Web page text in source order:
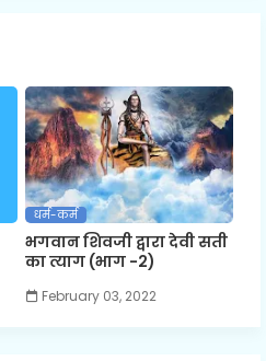
धर्म-कर्म
भगवान शिवजी द्वारा देवी सती
का त्याग (भाग -2)
February 03, 2022